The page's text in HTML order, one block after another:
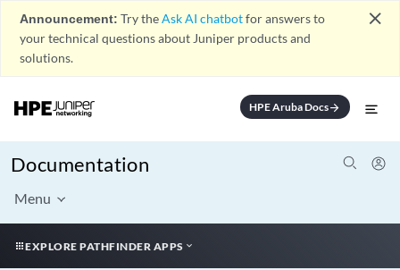
Announcement: Try theAsk AI chatbotfor answers to
your technical questions about Juniper products and
solutions.
close
HPE Aruba Docsarrow_forward
Documentation
Menu
EXPLORE PATHFINDER APPS